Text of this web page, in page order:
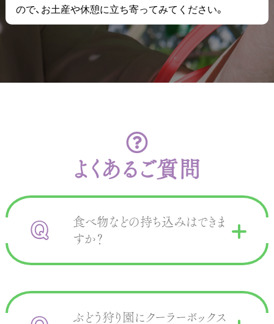
ので、お土産や休憩に立ち寄ってみてください。
よくあるご質問
食べ物などの持ち込みはできま
すか？
ぶどう狩り園にクーラーボックス